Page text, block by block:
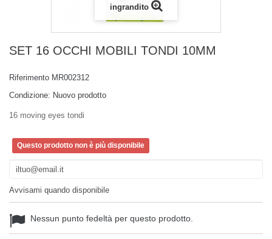
ingrandito
SET 16 OCCHI MOBILI TONDI 10MM
Riferimento MR002312
Condizione: Nuovo prodotto
16 moving eyes tondi
Questo prodotto non è più disponibile
Avvisami quando disponibile
Nessun punto fedeltà per questo prodotto.